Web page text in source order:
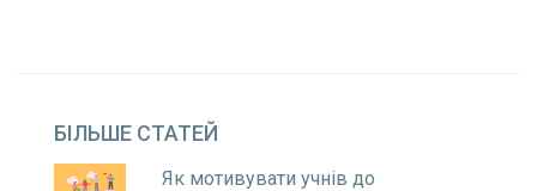
БІЛЬШЕ СТАТЕЙ
Як мотивувати учнів до